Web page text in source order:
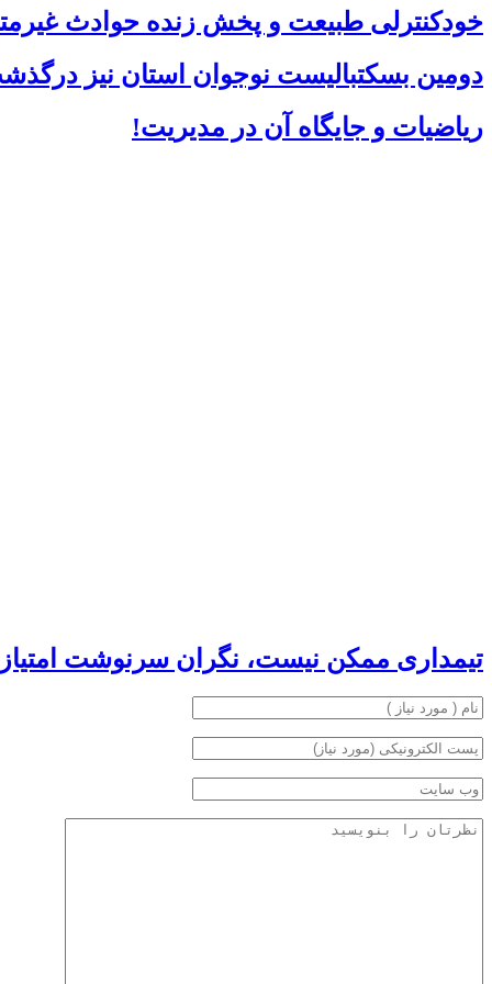
خودکنترلی طبیعت و پخش زنده حوادث
دومین بسکتبالیست نوجوان استان نیز
ریاضیات و جایگاه آن در مدیریت!
تیمداری ممکن نیست، نگران سرنوشت